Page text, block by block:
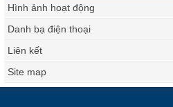
Hình ảnh hoạt động
Danh bạ điện thoại
Liên kết
Site map